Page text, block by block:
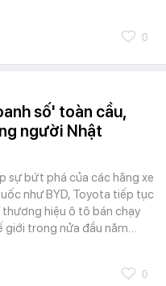
0
số' toàn cầu,
người Nhật
sự bứt phá của các hãng xe
như BYD, Toyota tiếp tục
thương hiệu ô tô bán chạy
giới trong nửa đầu năm…
0